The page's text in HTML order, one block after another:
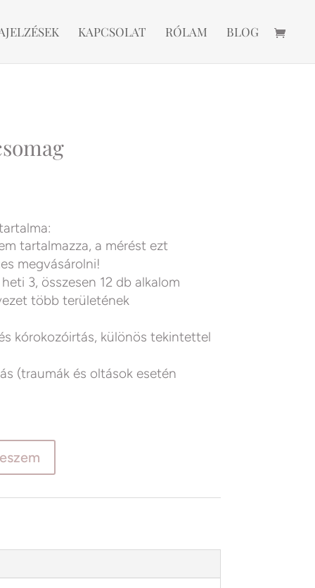
KAPCSOLAT RÓLAM BLOG
tartalmazza, a mérést ezt
megvásárolni!
3, összesen 12 db alkalom
több területének
kórokozóirtás, különös tekintettel
(traumák és oltások esetén